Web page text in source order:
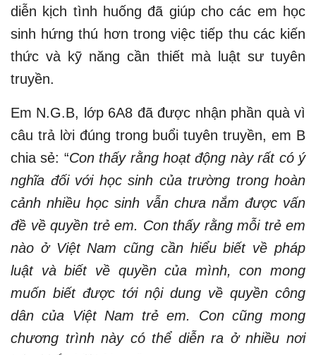
diễn kịch tình huống đã giúp cho các em học
sinh hứng thú hơn trong việc tiếp thu các kiến
thức và kỹ năng cần thiết mà luật sư tuyên
truyền.
Em N.G.B, lớp 6A8 đã được nhận phần quà vì
câu trả lời đúng trong buổi tuyên truyền, em B
chia sẻ: “Con thấy rằng hoạt động này rất có ý
nghĩa đối với học sinh của trường trong hoàn
cảnh nhiều học sinh vẫn chưa nắm được vấn
đề về quyền trẻ em. Con thấy rằng mỗi trẻ em
nào ở Việt Nam cũng cần hiểu biết về pháp
luật và biết về quyền của mình, con mong
muốn biết được tới nội dung về quyền công
dân của Việt Nam trẻ em. Con cũng mong
chương trình này có thể diễn ra ở nhiều nơi